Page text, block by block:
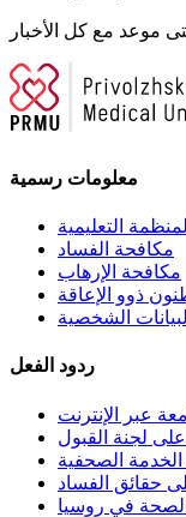
معلومات رسمية
التعليمية
مكافحة الفساد
مكافحة الإرهاب
ذوو الإعاقة
الشخصية
ردود الفعل
عبر الإنترنت
لجنة القبول
الصحفية
حقائق الفساد
في روسيا